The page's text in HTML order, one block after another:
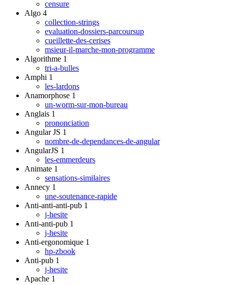
censure
Algo 4
collection-strings
evaluation-dossiers-parcoursup
cueillette-des-cerises
msieur-il-marche-mon-programme
Algorithme 1
tri-a-bulles
Amphi 1
les-lardons
Anamorphose 1
un-worm-sur-mon-bureau
Anglais 1
prononciation
Angular JS 1
nombre-de-dependances-de-angular
AngularJS 1
les-emmerdeurs
Animate 1
sensations-similaires
Annecy 1
une-soutenance-rapide
Anti-anti-anti-pub 1
j-hesite
Anti-anti-pub 1
j-hesite
Anti-ergonomique 1
hp-zbook
Anti-pub 1
j-hesite
Apache 1